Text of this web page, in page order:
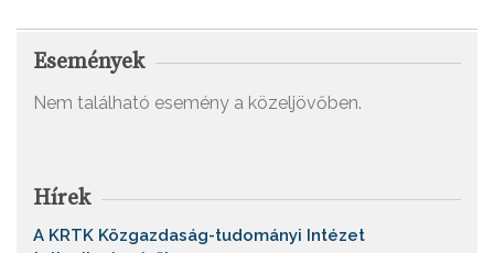
Események
Nem található esemény a közeljövőben.
Hírek
A KRTK Közgazdaság-tudományi Intézet